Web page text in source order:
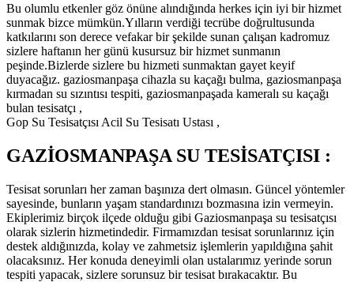
Bu olumlu etkenler göz önüne alındığında herkes için iyi bir hizmet
sunmak bizce mümkün.Yılların verdiği tecrübe doğrultusunda
katkılarını son derece vefakar bir şekilde sunan çalışan kadromuz
sizlere haftanın her günü kusursuz bir hizmet sunmanın
peşinde.Bizlerde sizlere bu hizmeti sunmaktan gayet keyif
duyacağız. gaziosmanpaşa cihazla su kaçağı bulma, gaziosmanpaşa
kırmadan su sızıntısı tespiti, gaziosmanpaşada kameralı su kaçağı
bulan tesisatçı ,
Gop Su Tesisatçısı Acil Su Tesisatı Ustası ,
GAZİOSMANPAŞA SU TESİSATÇISI :
Tesisat sorunları her zaman başınıza dert olmasın. Güncel yöntemler
sayesinde, bunların yaşam standardınızı bozmasına izin vermeyin.
Ekiplerimiz birçok ilçede olduğu gibi Gaziosmanpaşa su tesisatçısı
olarak sizlerin hizmetindedir. Firmamızdan tesisat sorunlarınız için
destek aldığınızda, kolay ve zahmetsiz işlemlerin yapıldığına şahit
olacaksınız. Her konuda deneyimli olan ustalarımız yerinde sorun
tespiti yapacak, sizlere sorunsuz bir tesisat bırakacaktır. Bu